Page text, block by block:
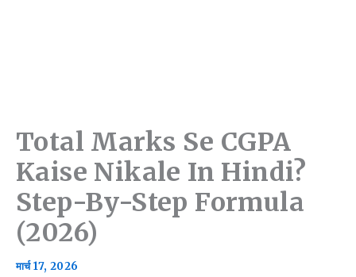
Total Marks Se CGPA
Kaise Nikale In Hindi?
Step-By-Step Formula
(2026)
मार्च 17, 2026